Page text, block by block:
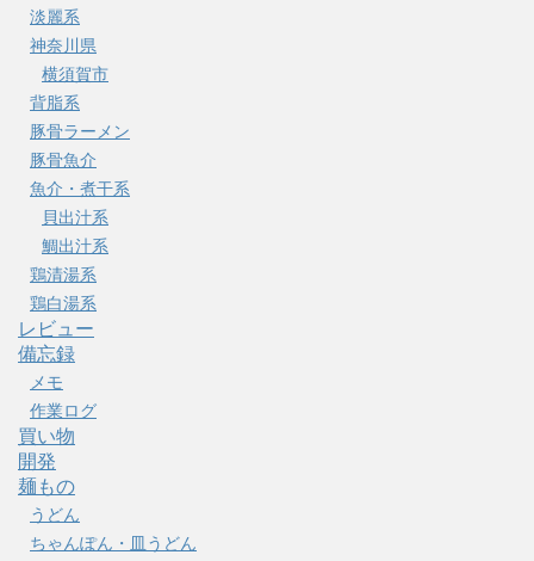
淡麗系
神奈川県
横須賀市
背脂系
豚骨ラーメン
豚骨魚介
魚介・煮干系
貝出汁系
鯛出汁系
鶏清湯系
鶏白湯系
レビュー
備忘録
メモ
作業ログ
買い物
開発
麺もの
うどん
ちゃんぽん・皿うどん